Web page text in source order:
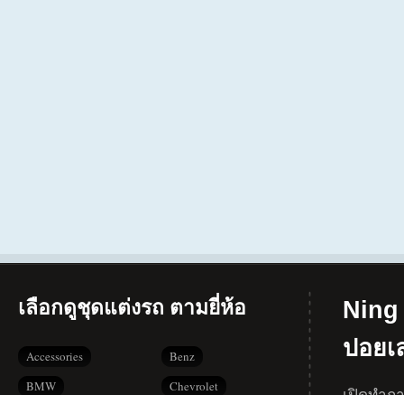
เลือกดูชุดแต่งรถ ตามยี่ห้อ
Accessories
Benz
BMW
Chevrolet
Ning
ปอย